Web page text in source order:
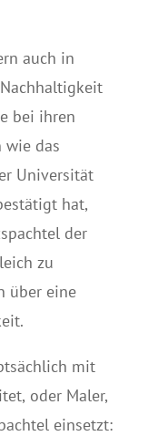
auch in
bei ihren
wie das
Universität
hat,
der
zu
über eine
mit
oder Maler,
einsetzt: